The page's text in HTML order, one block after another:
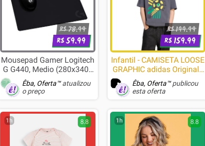
R$78.99
R$59.99
Mousepad Gamer Logitech
G G440, Medio (280x340),
Baixo Atrito - 943-000790
Êba, Oferta™atualizou
o preço
R$199.99
R$159.99
Infantil - CAMISETA LOOSE
GRAPHIC adidas Originals
Cinza
Êba, Oferta™publicou
esta oferta
1h 8.8 1h 8.8